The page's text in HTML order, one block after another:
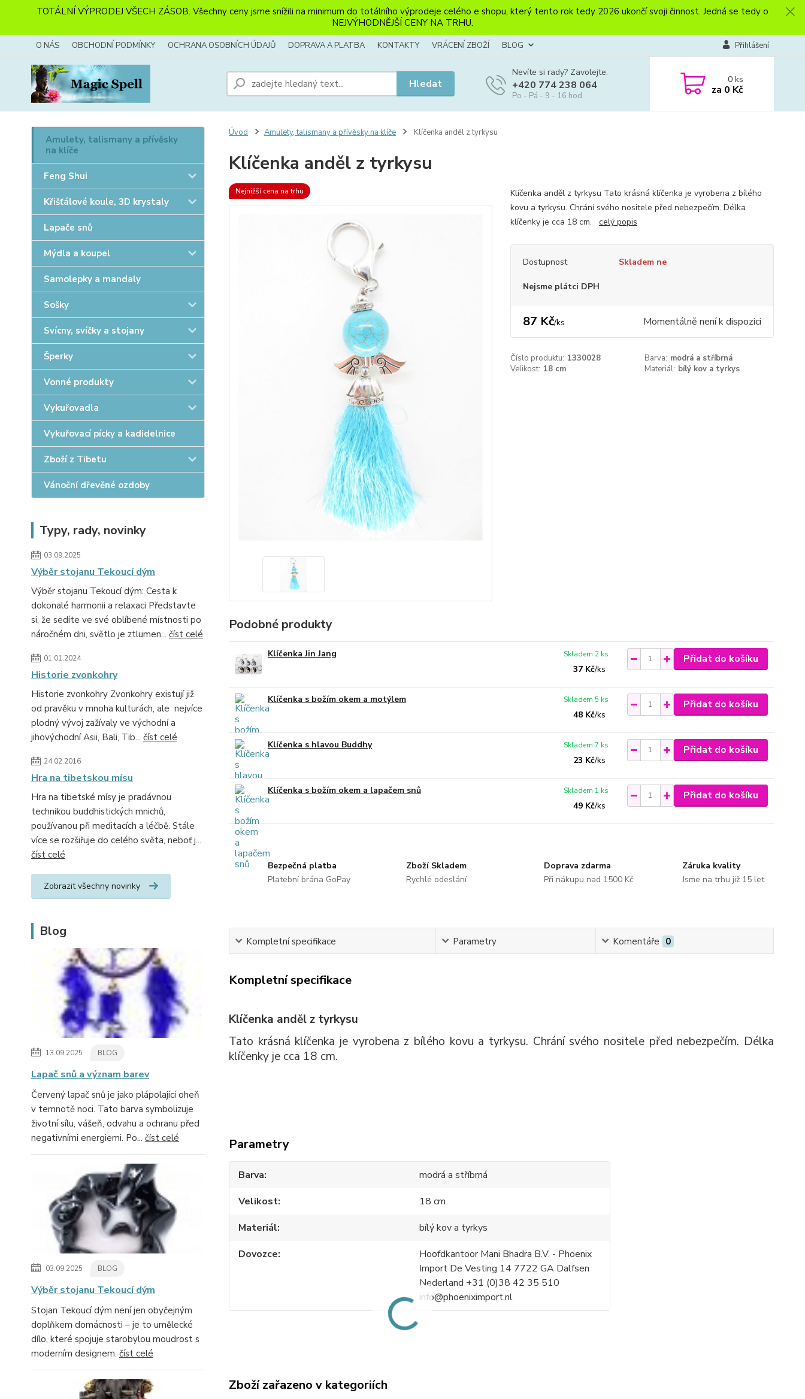
TOTÁLNÍ VÝPRODEJ VŠECH ZÁSOB. Všechny ceny jsme snížili na minimum do totálního výprodeje celého e shopu, který tento rok tedy 2026 ukončí svoji činnost. Jedná se tedy o
NEJVÝHODNĚJŠÍ CENY NA TRHU.
O NÁS OBCHODNÍ PODMÍNKY OCHRANA OSOBNÍCH ÚDAJŮ DOPRAVA A PLATBA KONTAKTY VRÁCENÍ ZBOŽÍ BLOG Přihlášení
Hledat
Nevíte si rady? Zavolejte.
+420 774 238 064
Po - Pá - 9 - 16 hod.
0ks
za 0 Kč
Amulety, talismany a přívěsky
na klíče
Feng Shui
Křišťálové koule, 3D krystaly
Lapače snů
Mýdla a koupel
Samolepky a mandaly
Sošky
Svícny, svíčky a stojany
Šperky
Vonné produkty
Vykuřovadla
Vykuřovací pícky a kadidelnice
Zboží z Tibetu
Vánoční dřevěné ozdoby
Typy, rady, novinky
03.09.2025
Výběr stojanu Tekoucí dým
Výběr stojanu Tekoucí dým: Cesta k
dokonalé harmonii a relaxaci Představte
si, že sedíte ve své oblíbené místnosti po
náročném dni, světlo je ztlumen... číst celé
01.01.2024
Historie zvonkohry
Historie zvonkohry Zvonkohry existují již
od pravěku v mnoha kulturách, ale nejvíce
plodný vývoj zažívaly ve východní a
jihovýchodní Asii, Bali, Tib... číst celé
24.02.2016
Hra na tibetskou mísu
Hra na tibetské mísy je pradávnou
technikou buddhistických mnichů,
používanou při meditacích a léčbě. Stále
více se rozšiřuje do celého světa, neboť j...
číst celé
Zobrazit všechny novinky
Blog
13.09.2025 BLOG
Lapač snů a význam barev
Červený lapač snů je jako plápolající oheň
v temnotě noci. Tato barva symbolizuje
životní sílu, vášeň, odvahu a ochranu před
negativními energiemi. Po... číst celé
03.09.2025 BLOG
Výběr stojanu Tekoucí dým
Stojan Tekoucí dým není jen obyčejným
doplňkem domácnosti – je to umělecké
dílo, které spojuje starobylou moudrost s
moderním designem. číst celé
Úvod Amulety, talismany a přívěsky na klíče Klíčenka anděl z tyrkysu
Klíčenka anděl z tyrkysu
Nejnižší cena na trhu
Klíčenka anděl z tyrkysu Tato krásná klíčenka je vyrobena z bílého
kovu a tyrkysu. Chrání svého nositele před nebezpečím. Délka
klíčenky je cca 18 cm. celý popis
Dostupnost Skladem ne
Nejsme plátci DPH
87 Kč/ks Momentálně není k dispozici
Číslo produktu: 1330028 Barva: modrá a stříbrná
Velikost: 18 cm Materiál: bílý kov a tyrkys
Podobné produkty
Klíčenka Jin Jang
37 Kč/ks
Skladem 2 ks Přidat do košíku
Klíčenka s božím okem a motýlem
48 Kč/ks
Skladem 5 ks Přidat do košíku
Klíčenka s hlavou Buddhy
23 Kč/ks
Skladem 7 ks Přidat do košíku
Klíčenka s božím okem a lapačem snů
49 Kč/ks
Skladem 1 ks Přidat do košíku
Bezpečná platba
Platební brána GoPay
Zboží Skladem
Rychlé odeslání
Doprava zdarma
Při nákupu nad 1500 Kč
Záruka kvality
Jsme na trhu již 15 let
Kompletní specifikace Parametry Komentáře 0
Kompletní specifikace
Klíčenka anděl z tyrkysu
Tato krásná klíčenka je vyrobena z bílého kovu a tyrkysu. Chrání svého nositele před nebezpečím. Délka
klíčenky je cca 18 cm.
Parametry
Barva
modrá a stříbrná
Velikost
18 cm
Materiál
bílý kov a tyrkys
Dovozce
Hoofdkantoor Mani Bhadra B.V. - Phoenix
Import De Vesting 14 7722 GA Dalfsen
Nederland +31 (0)38 42 35 510
info@phoeniximport.nl
Zboží zařazeno v kategoriích